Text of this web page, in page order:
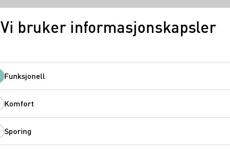
Vi bruker informasjonskapsler
FunksjonellFunksjonell
Komfort
Sporing